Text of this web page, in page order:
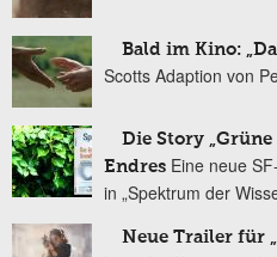
Bald im Kino:
Scotts Adaption von
Die Story „Grüne
Endres Eine neue
in „Spektrum der
Neue Trailer für